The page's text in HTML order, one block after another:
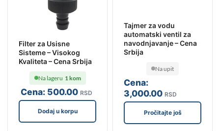
Filter za Usisne
Sisteme – Visokog
Kvaliteta – Cena Srbija
Cena: 500.00 RSD
Na lageru 1 kom
Dodaj u korpu
Tajmer za vodu
automatski ventil za
navodnjavanje – Cena
Srbija
Cena:
3,000.00 RSD
Na upit
Pročitajte još